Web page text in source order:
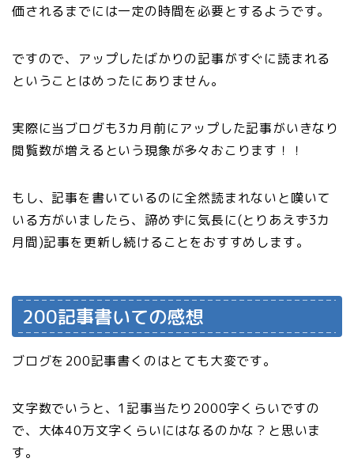
価されるまでには一定の時間を必要とするようです。
ですので、アップしたばかりの記事がすぐに読まれる
ということはめったにありません。
実際に当ブログも3カ月前にアップした記事がいきなり
閲覧数が増えるという現象が多々おこります！！
もし、記事を書いているのに全然読まれないと嘆いて
いる方がいましたら、諦めずに気長に(とりあえず3カ
月間)記事を更新し続けることをおすすめします。
200記事書いての感想
ブログを200記事書くのはとても大変です。
文字数でいうと、1記事当たり2000字くらいですの
で、大体40万文字くらいにはなるのかな？と思いま
す。